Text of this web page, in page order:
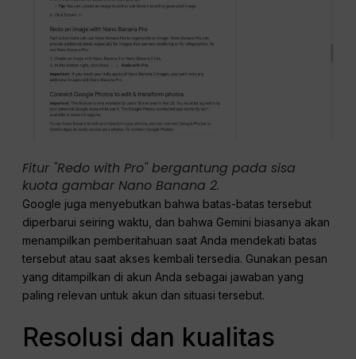
Fitur "Redo with Pro" bergantung pada sisa
kuota gambar Nano Banana 2.
Google juga menyebutkan bahwa batas-batas tersebut
diperbarui seiring waktu, dan bahwa Gemini biasanya akan
menampilkan pemberitahuan saat Anda mendekati batas
tersebut atau saat akses kembali tersedia. Gunakan pesan
yang ditampilkan di akun Anda sebagai jawaban yang
paling relevan untuk akun dan situasi tersebut.
Resolusi dan kualitas